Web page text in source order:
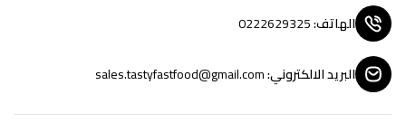
الهاتف:
0222629325
البريد الالكتروني:
sales.tastyfastfood@gmail.com